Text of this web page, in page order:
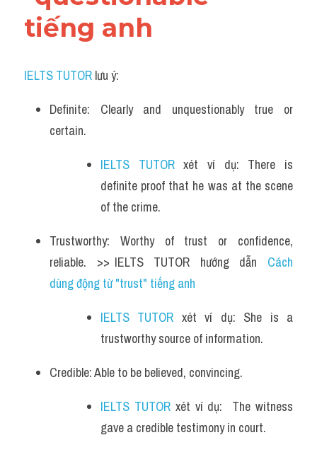
tiếng anh
IELTS TUTOR lưu ý:
Definite: Clearly and unquestionably true or
certain.
IELTS TUTOR xét ví dụ: There is
definite proof that he was at the scene
of the crime.
Trustworthy: Worthy of trust or confidence,
reliable.  >> IELTS  TUTOR  hướng  dẫn Cách
dùng động từ "trust" tiếng anh
IELTS TUTOR xét ví dụ: She is a
trustworthy source of information.
Credible: Able to be believed, convincing.
IELTS TUTOR xét ví dụ:  The witness
gave a credible testimony in court.